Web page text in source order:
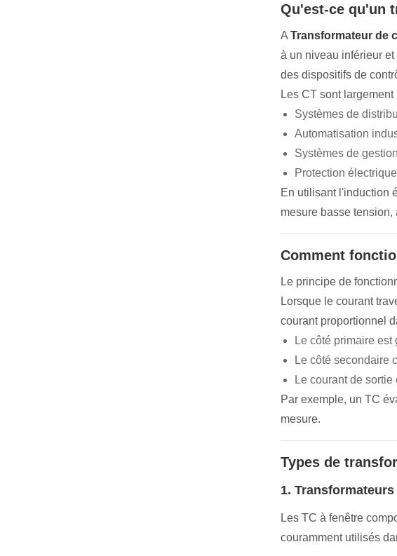
Qu'est-ce qu'un
A Transformateur de
à un niveau inférieur
des dispositifs de
Les CT sont
Systèmes de
Automatisation
Systèmes de
Protection
En utilisant l'induction
mesure basse
Comment
Le principe de
Lorsque le courant
courant proportionnel
Le côté primaire
Le côté secondaire
Le courant de
Par exemple, un TC
mesure.
Types de
1.
Les TC à fenêtre
couramment utilisés